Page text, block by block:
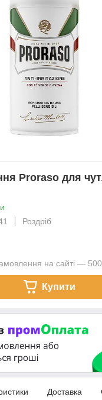
Proraso для
Роздріб
на сайті —
Купити
Доставка